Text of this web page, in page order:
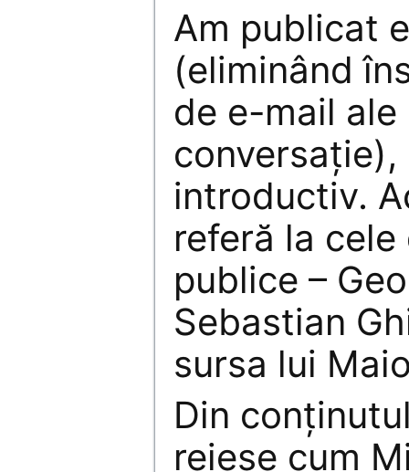
Am publicat
(eliminând
de e-mail
conversație),
introductiv.
referă la
publice –
Sebastian
sursa lui
Din
reiese cum